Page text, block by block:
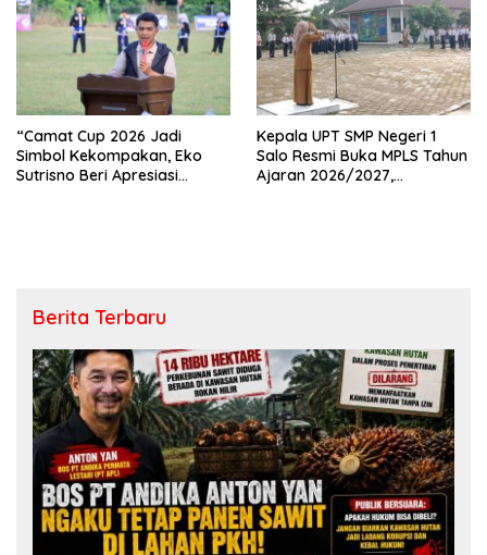
“Camat Cup 2026 Jadi
Simbol Kekompakan, Eko
Sutrisno Beri Apresiasi
Kepala UPT SMP Negeri 1
Salo Resmi Buka MPLS Tahun
Ajaran 2026/2027,
Berita Terbaru